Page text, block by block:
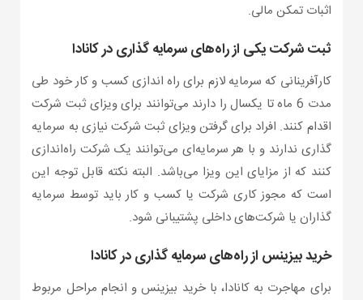
اثبات تمکن مالی.
ثبت شرکت یکی از راه‌های سرمایه گذاری در کانادا
کارآفرینانی که سرمایه لازم برای راه اندازی کسب و کار خود طی
مدت 6 ماه تا یکسال را دارند می‌توانند برای ویزای ثبت شرکت
اقدام کنند. افراد برای گرفتن ویزای ثبت شرکت نیازی به سرمایه
گذاری ندارند و با هر سرمایه‌ای می‌توانند یک شرکت راه‌اندازی
کنند که از مزایای این ویزا می‌باشد. البته نکته قابل توجه این
است که مجوز کاری شرکت یا کسب و کار باید توسط سرمایه
گذاران یا شرکت‌های داخلی پشتیبانی شود.
خرید بیزینس از راه‌های سرمایه گذاری در کانادا
برای مهاجرت به کانادا، با خرید بیزینس و انجام مراحل مربوط